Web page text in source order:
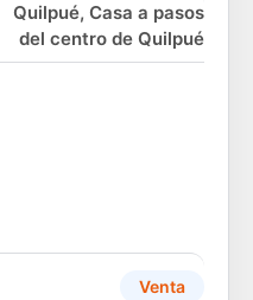
Quilpué, Casa a pasos
del centro de Quilpué
Venta